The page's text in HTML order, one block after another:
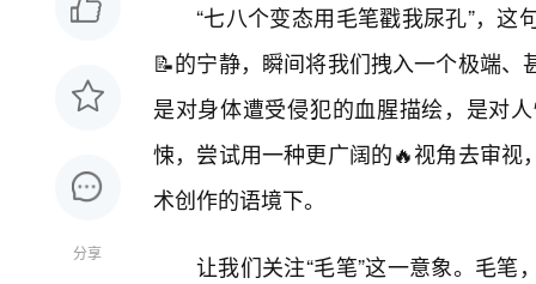
分享
“七八个变态用毛笔戳我尿孔”，
📝的宁静，瞬间将我们拽入一个极端
是对身体遭受侵犯的血腥描绘，是对
悚，尝试用一种更广阔的🔥视角去审
术创作的语境下。
让我们关注“毛笔”这一意象。毛